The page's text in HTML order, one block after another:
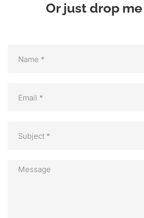
Or just drop